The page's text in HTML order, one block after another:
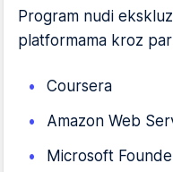
Program nudi
platformama kroz
Coursera
Amazon Web
Microsoft